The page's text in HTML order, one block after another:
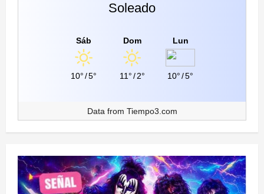
Soleado
Sáb
10°/5°
Dom
11°/ 2°
Lun
10°/5°
Data from Tiempo3.com